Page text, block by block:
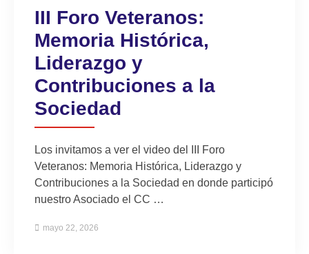
III Foro Veteranos:
Memoria Histórica,
Liderazgo y
Contribuciones a la
Sociedad
Los invitamos a ver el video del III Foro
Veteranos: Memoria Histórica, Liderazgo y
Contribuciones a la Sociedad en donde participó
nuestro Asociado el CC …
mayo 22, 2026